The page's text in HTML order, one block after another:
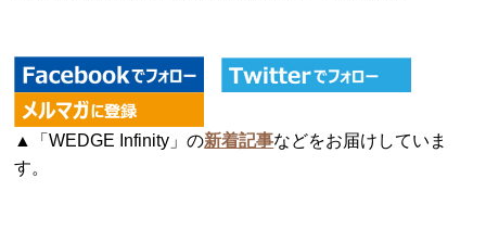
▲「WEDGE Infinity」の新着記事などをお届けしていま
す。